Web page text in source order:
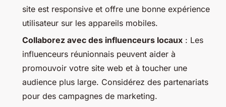
site est responsive et offre une bonne expérience
utilisateur sur les appareils mobiles.
Collaborez avec des influenceurs locaux : Les
influenceurs réunionnais peuvent aider à
promouvoir votre site web et à toucher une
audience plus large. Considérez des partenariats
pour des campagnes de marketing.